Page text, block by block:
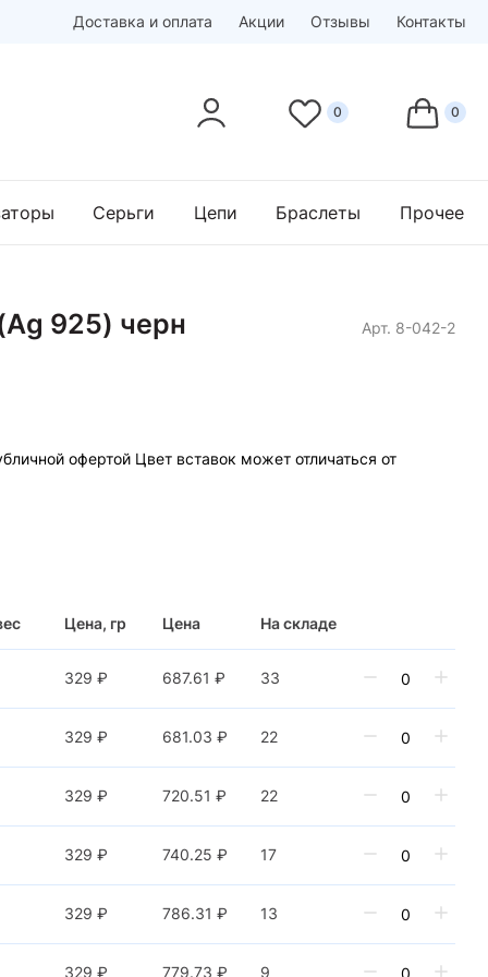
Доставка и оплата Акции Отзывы Контакты
Серьги Цепи Браслеты Прочее
925) черн Арт. 8-042-2
офертой Цвет вставок может отличаться от
Цена, гр Цена На складе
329 ₽ 687.61 ₽ 33
329 ₽ 681.03 ₽ 22
329 ₽ 720.51 ₽ 22
329 ₽ 740.25 ₽ 17
329 ₽ 786.31 ₽ 13
329 ₽ 779.73 ₽ 9